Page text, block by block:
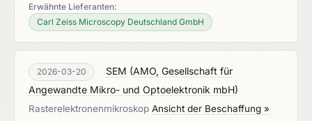
Erwähnte Lieferanten:
Carl Zeiss Microscopy Deutschland GmbH
2026-03-20 SEM (AMO, Gesellschaft für
Angewandte Mikro- und Optoelektronik mbH)
Rasterelektronenmikroskop Ansicht der Beschaffung »